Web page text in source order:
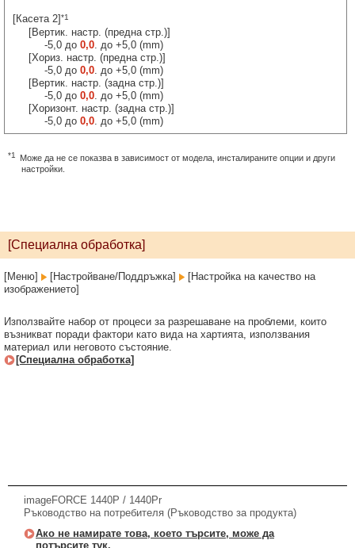
[Касета 2]*1
[Вертик. настр. (предна стр.)]
-5,0 до 0,0. до +5,0 (mm)
[Хориз. настр. (предна стр.)]
-5,0 до 0,0. до +5,0 (mm)
[Вертик. настр. (задна стр.)]
-5,0 до 0,0. до +5,0 (mm)
[Хоризонт. настр. (задна стр.)]
-5,0 до 0,0. до +5,0 (mm)
*1
Може да не се показва в зависимост от модела, инсталираните опции и други
настройки.
[Специална обработка]
[Меню] [Настройване/Поддръжка]
[Настройка на качество на
изображението]
Използвайте набор от процеси за разрешаване на проблеми, които
възникват поради фактори като вида на хартията, използвания
материал или неговото състояние.
[Специална обработка]
imageFORCE 1440P / 1440Pr
Ръководство на потребителя (Ръководство за продукта)
Ако не намирате това, което търсите, може да
потърсите тук.